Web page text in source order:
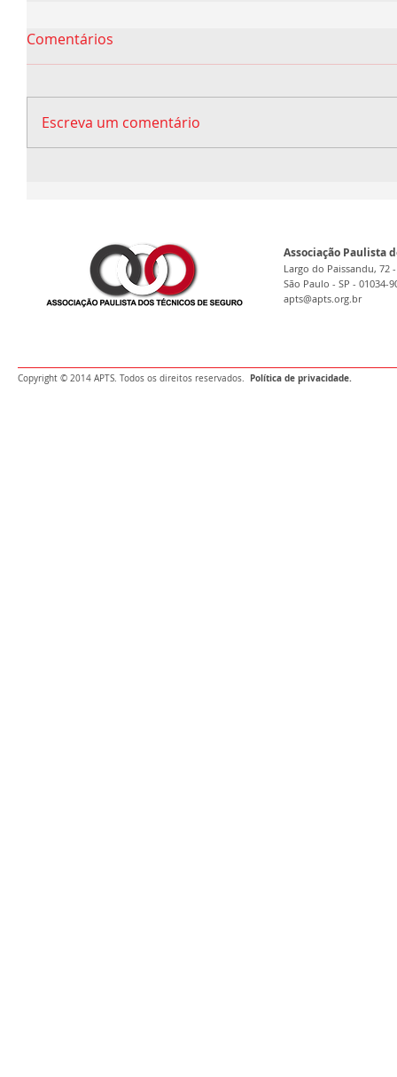
Comentários
Escreva um comentário
Associação Paulista
Largo do Paissandu, 72
São Paulo - SP - 01034-
apts@apts.org.br
Copyright © 2014 APTS. Todos os direitos reservados. Política de privacidade.